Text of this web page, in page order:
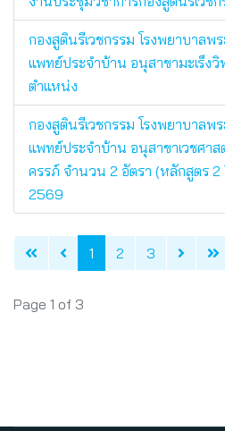
กองสูตินรีเวชกรรม โรงพยาบาลพ
แพทย์ประจำบ้าน อนุสาขามะเร็ง
ตำแหน่ง
กองสูตินรีเวชกรรม โรงพยาบาลพ
แพทย์ประจำบ้าน อนุสาขาเวชศาส
ครรภ์ จำนวน 2 อัตรา (หลักสูตร
2569
1 2 3
Page 1 of 3